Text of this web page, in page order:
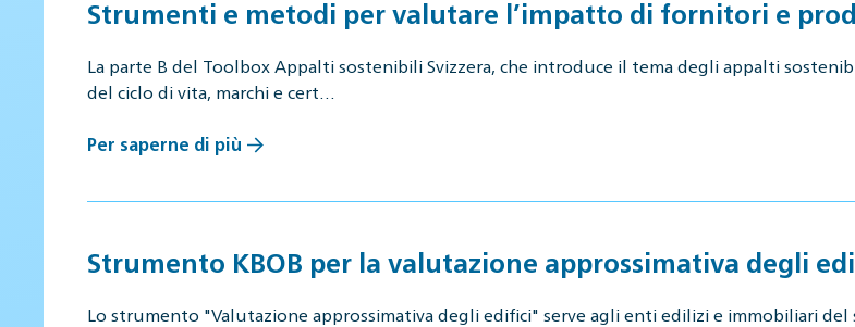
Strumenti e metodi per valutare l’impatto di fornitori e
La parte B del Toolbox Appalti sostenibili Svizzera, che introduce il tema degli appalti
del ciclo di vita, marchi e cert…
Per saperne di più
Strumento KBOB per la valutazione approssimativa degli
Lo strumento "Valutazione approssimativa degli edifici" serve agli enti edilizi e immobiliari